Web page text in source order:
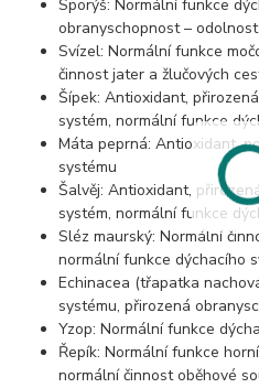
Sporýš: Normální funkce
obranyschopnost – odolnost
Svízel: Normální funkce
činnost jater a žlučových
Šípek: Antioxidant,
systém, normální funkce
Máta peprná: Antioxidant,
systému
Šalvěj: Antioxidant,
systém, normální funkce
Sléz maurský: Normální
normální funkce dýchacího
Echinacea (třapatka
systému, přirozená
Yzop: Normální funkce
Řepík: Normální funkce
normální činnost oběhové